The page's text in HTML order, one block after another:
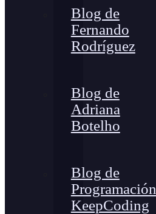
Blog de
Fernando
Rodríguez
Blog de
Adriana
Botelho
Blog de
Programación
KeepCoding